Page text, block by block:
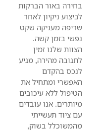
בחירה באור הברקות
לביצוע ניקיון לאחר
שריפה מעניקה שקט
נפשי בזמן קשה.
הצוות שלנו זמין
לתגובה מהירה, מגיע
לנכס בהקדם
האפשרי ומתחיל את
הטיפול ללא עיכובים
מיותרים. אנו עובדים
עם ציוד תעשייתי
מהמשוכלל בשוק,